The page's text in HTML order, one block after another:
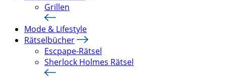
Grillen
Mode & Lifestyle
Rätselbücher
Escpape-Rätsel
Sherlock Holmes Rätsel